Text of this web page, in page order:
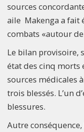
sources
aile Makenga a fait
combats «autour
Le bilan provisoire,
état des cinq morts
sources médicales
trois blessés. L’un
blessures.
Autre